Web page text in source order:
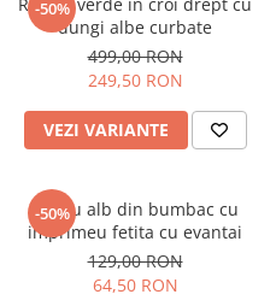
-50%
dungi albe curbate
499,00 RON
249,50 RON
VEZI VARIANTE
-50%
Tricou alb din bumbac cu
imprimeu fetita cu evantai
129,00 RON
64,50 RON